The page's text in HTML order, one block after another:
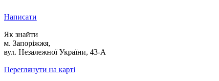
Написати
Як знайти
м. Запоріжжя,
вул. Незалежної України, 43-А
Переглянути на карті